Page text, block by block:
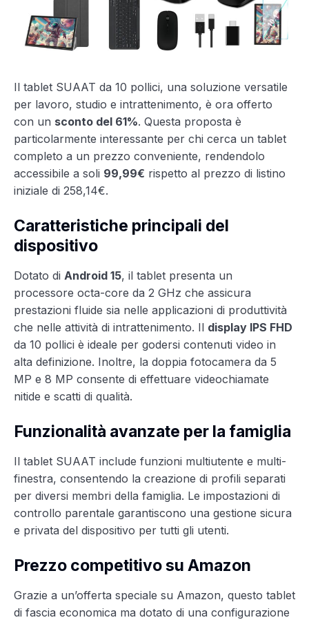
Il tablet SUAAT da 10 pollici, una soluzione versatile
per lavoro, studio e intrattenimento, è ora offerto
con un sconto del 61%. Questa proposta è
particolarmente interessante per chi cerca un tablet
completo a un prezzo conveniente, rendendolo
accessibile a soli 99,99€ rispetto al prezzo di listino
iniziale di 258,14€.
Caratteristiche principali del
dispositivo
Dotato di Android 15, il tablet presenta un
processore octa-core da 2 GHz che assicura
prestazioni fluide sia nelle applicazioni di produttività
che nelle attività di intrattenimento. Il display IPS FHD
da 10 pollici è ideale per godersi contenuti video in
alta definizione. Inoltre, la doppia fotocamera da 5
MP e 8 MP consente di effettuare videochiamate
nitide e scatti di qualità.
Funzionalità avanzate per la famiglia
Il tablet SUAAT include funzioni multiutente e multi-
finestra, consentendo la creazione di profili separati
per diversi membri della famiglia. Le impostazioni di
controllo parentale garantiscono una gestione sicura
e privata del dispositivo per tutti gli utenti.
Prezzo competitivo su Amazon
Grazie a un’offerta speciale su Amazon, questo tablet
di fascia economica ma dotato di una configurazione